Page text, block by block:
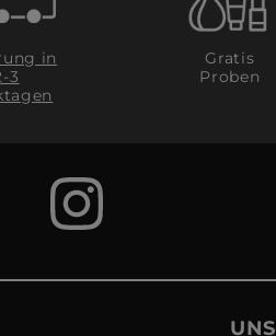
in
3
Gratis
Proben